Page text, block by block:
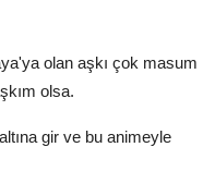
olan aşkı çok masum
olsa.
gir ve bu animeyle